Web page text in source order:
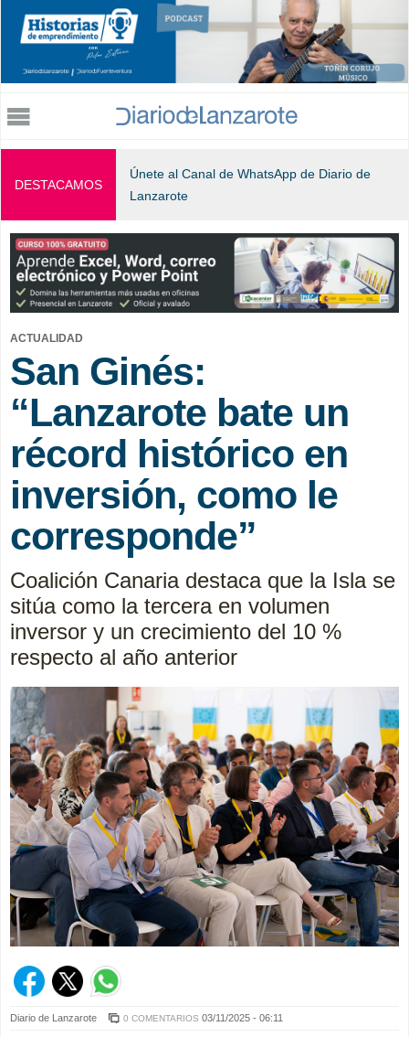
Jump to navigation
DESTACAMOS
Únete al Canal de WhatsApp de Diario de
Lanzarote
ACTUALIDAD
San Ginés:
“Lanzarote bate un
récord histórico en
inversión, como le
corresponde”
Coalición Canaria destaca que la Isla se
sitúa como la tercera en volumen
inversor y un crecimiento del 10 %
respecto al año anterior
Diario de Lanzarote 0 COMENTARIOS 03/11/2025 - 06:11